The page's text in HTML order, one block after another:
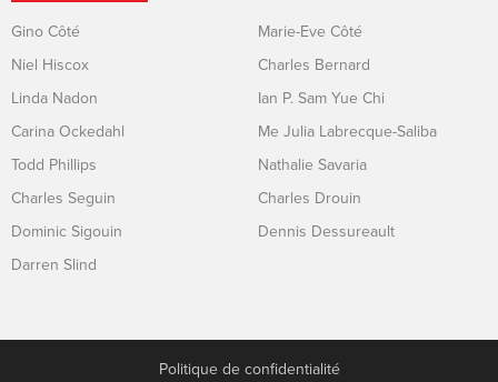
Gino Côté
Niel Hiscox
Linda Nadon
Carina Ockedahl
Todd Phillips
Charles Seguin
Dominic Sigouin
Darren Slind
Marie-Eve Côté
Charles Bernard
Ian P. Sam Yue Chi
Me Julia Labrecque-Saliba
Nathalie Savaria
Charles Drouin
Dennis Dessureault
Politique de confidentialité